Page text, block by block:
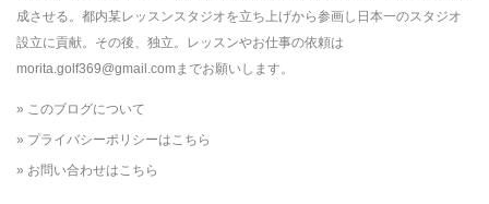
成させる。都内某レッスンスタジオを立ち上げから参画し日本一のスタジオ
設立に貢献。その後、独立。レッスンやお仕事の依頼は
morita.golf369@gmail.comまでお願いします。
» このブログについて
» プライバシーポリシーはこちら
» お問い合わせはこちら